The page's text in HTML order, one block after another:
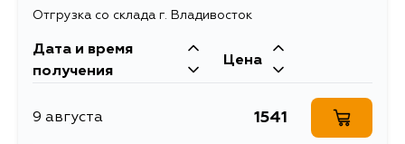
Отгрузка со склада г. Владивосток
Дата и время
получения
Цена
9 августа 1541